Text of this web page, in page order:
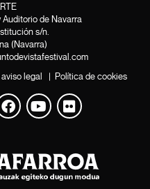
de Navarra
s/n.
(Navarra)
legal | Política de cookies
Facebook
Youtube
Flickr